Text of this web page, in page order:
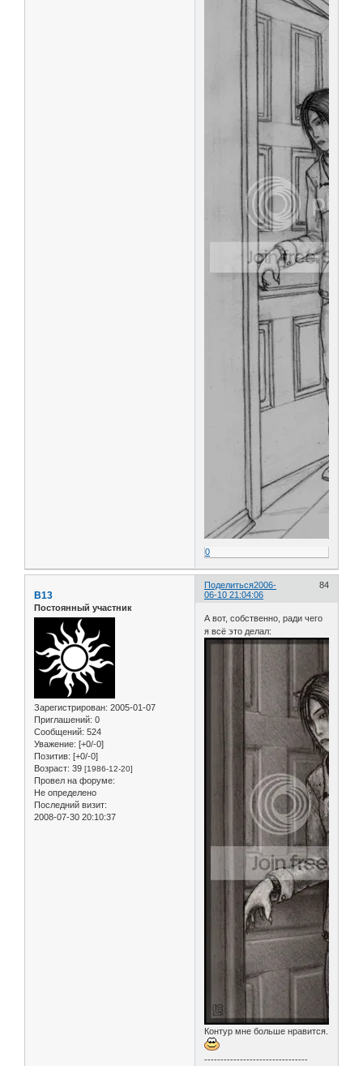
0
Поделиться 84
2006-
06-10 21:04:06
B13
Постоянный участник
Зарегистрирован: 2005-01-07
Приглашений: 0
Сообщений: 524
Уважение: [+0/-0]
Позитив: [+0/-0]
Возраст: 39 [1986-12-20]
Провел на форуме:
Не определено
Последний визит:
2008-07-30 20:10:37
А вот, собственно, ради чего
я всё это делал:
Контур мне больше нравится.
--------------------------------